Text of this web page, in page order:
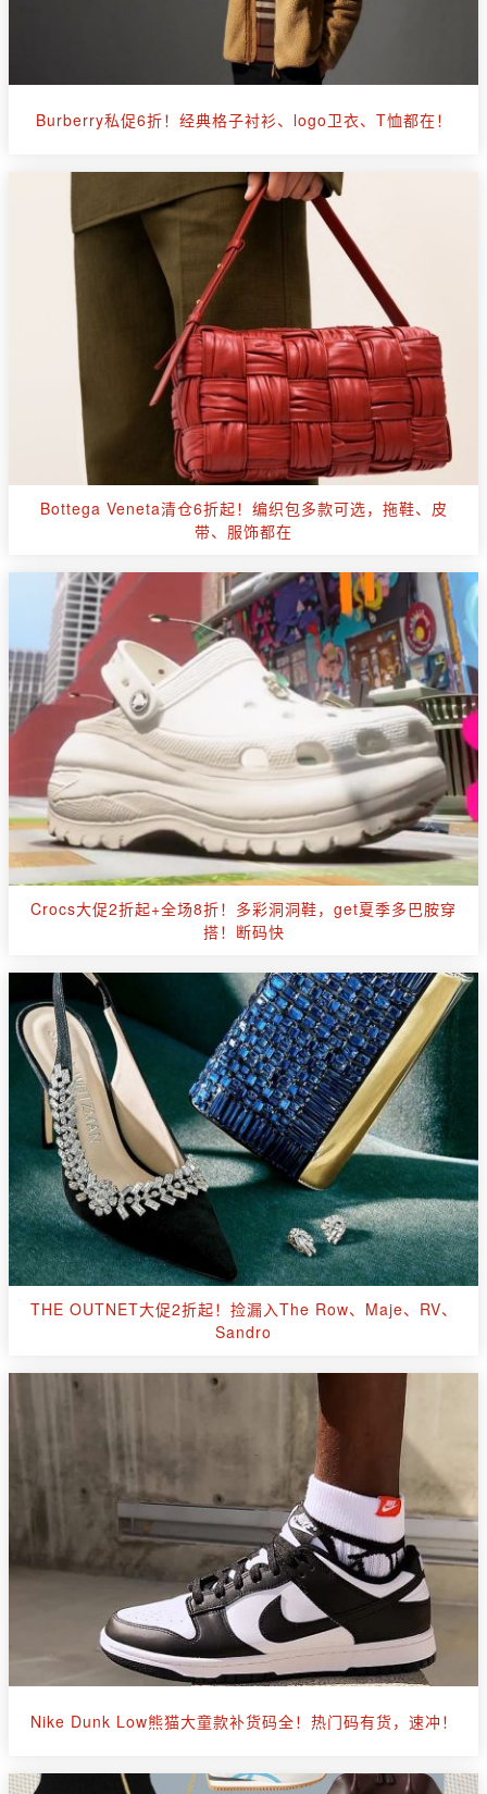
Burberry私促6折！经典格子衬衫、logo卫衣、T恤都在！
Bottega Veneta清仓6折起！编织包多款可选，拖鞋、皮
带、服饰都在
Crocs大促2折起+全场8折！多彩洞洞鞋，get夏季多巴胺穿
搭！断码快
THE OUTNET大促2折起！捡漏入The Row、Maje、RV、
Sandro
Nike Dunk Low熊猫大童款补货码全！热门码有货，速冲！